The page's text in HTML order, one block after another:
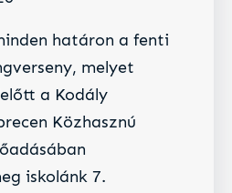
határon a fenti
melyet
a Kodály
Közhasznú
iskolánk 7.